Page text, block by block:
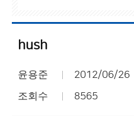
hush
윤용준 2012/06/26
조회수 8565